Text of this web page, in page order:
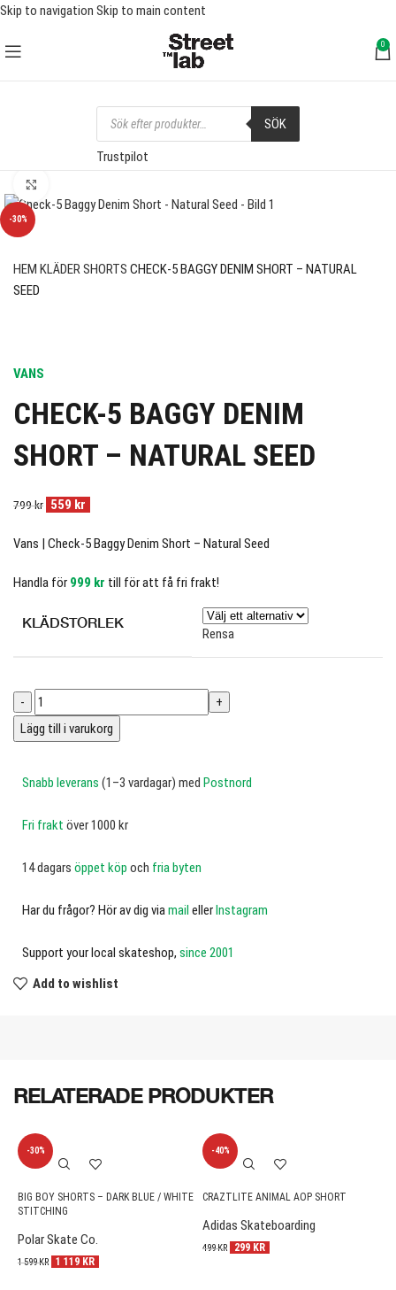
Skip to navigation Skip to main content
FRI FRAKT ÖVER 1000 SEK
0
SÖK
Trustpilot
-30%
HEM KLÄDERSHORTS CHECK-5 BAGGY DENIM SHORT – NATURAL
SEED
VANS
CHECK-5 BAGGY DENIM
SHORT – NATURAL SEED
799kr 559 kr
Vans | Check-5 Baggy Denim Short – Natural Seed
Handla för 999 kr till för att få fri frakt!
KLÄDSTORLEK
Rensa
Lägg till i varukorg
Snabb leverans (1–3 vardagar) med Postnord
Fri frakt över 1000 kr
14 dagars öppet köp och fria byten
Har du frågor? Hör av dig viamail ellerInstagram
Support your local skateshop, since 2001
Add to wishlist
RELATERADE PRODUKTER
-30%
BIG BOY SHORTS – DARK BLUE / WHITE
STITCHING
Polar Skate Co.
1 599KR 1 119 KR
-40%
CRAZTLITE ANIMAL AOP SHORT
Adidas Skateboarding
499KR 299 KR